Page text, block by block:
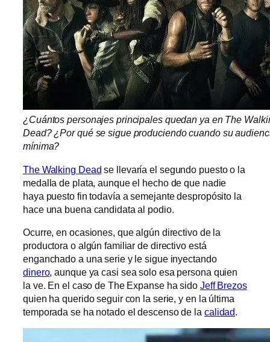
¿Cuántos personajes principales quedan ya en The
Dead? ¿Por qué se sigue produciendo cuando su
mínima?
The Walking Dead se llevaría el segundo puesto o la
medalla de plata, aunque el hecho de que nadie
haya puesto fin todavía a semejante despropósito la
hace una buena candidata al podio.
Ocurre, en ocasiones, que algún directivo de la
productora o algún familiar de directivo está
enganchado a una serie y le sigue inyectando
dinero, aunque ya casi sea solo esa persona quien
la ve. En el caso de The Expanse ha sido Jeff Brezos
quien ha querido seguir con la serie, y en la última
temporada se ha notado el descenso de la calidad.